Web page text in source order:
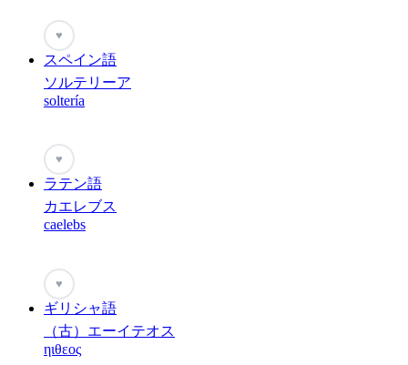
♥
スペイン語
ソルテリーア
soltería
♥
ラテン語
カエレブス
caelebs
♥
ギリシャ語
（古）エーイテオス
ηιθεος